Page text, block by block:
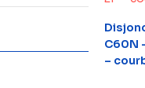
C60N
–